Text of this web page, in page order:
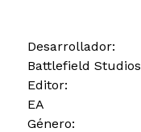
Desarrollador:
Battlefield Studios
Editor:
EA
Género: